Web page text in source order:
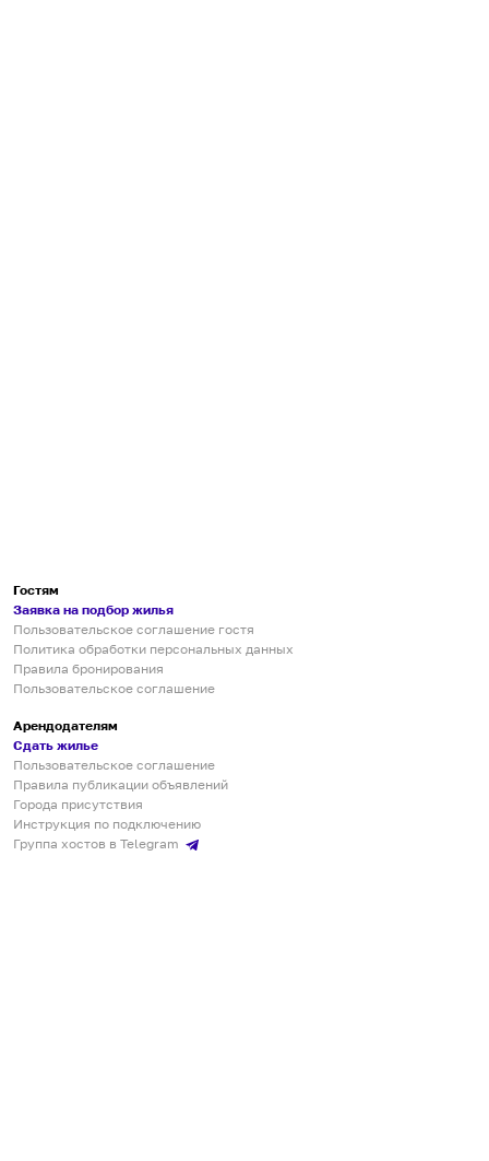
Гостям
Заявка на подбор жилья
Пользовательское соглашение гостя
Политика обработки персональных данных
Правила бронирования
Пользовательское соглашение
Арендодателям
Сдать жилье
Пользовательское соглашение
Правила публикации объявлений
Города присутствия
Инструкция по подключению
Группа хостов в Telegram